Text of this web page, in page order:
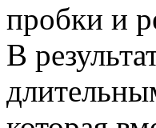
пробки и
В